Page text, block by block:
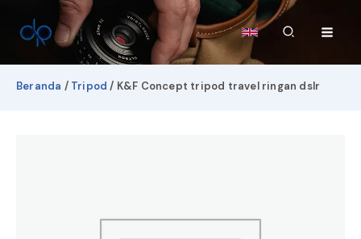
konten
Cari
Beranda / Tripod / K&F Concept tripod travel ringan dslr